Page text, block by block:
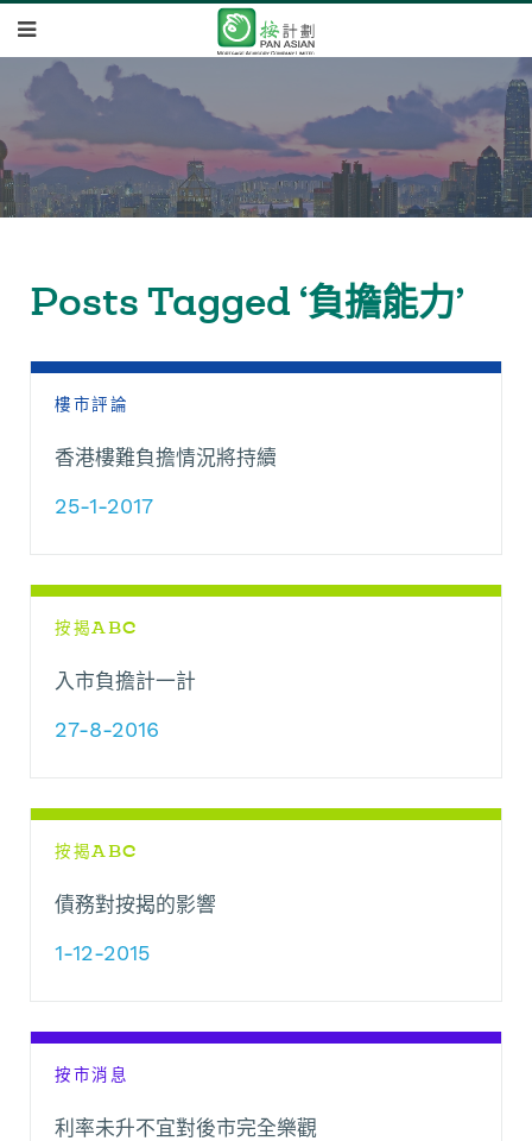
Posts Tagged ‘負擔能力’
樓市評論
香港樓難負擔情況將持續
25-1-2017
按揭ABC
入市負擔計一計
27-8-2016
按揭ABC
債務對按揭的影響
1-12-2015
按市消息
利率未升不宜對後市完全樂觀